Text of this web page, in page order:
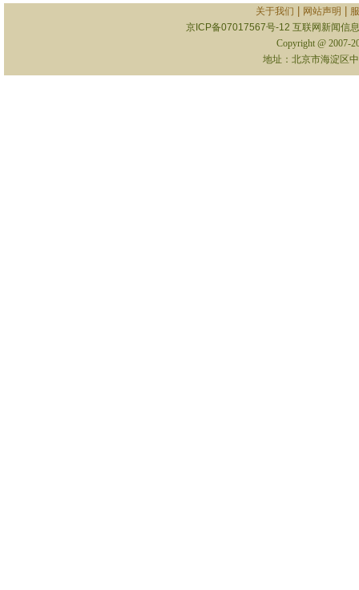
关于我们 网站声明
京ICP备07017567号-12 互联网新闻信
Copyright @ 2007-
地址：北京市海淀区